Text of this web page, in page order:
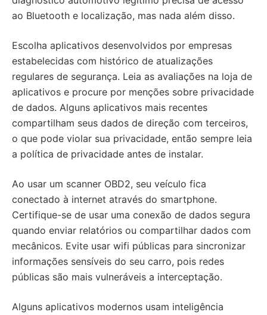
ao Bluetooth e localização, mas nada além disso.
Escolha aplicativos desenvolvidos por empresas
estabelecidas com histórico de atualizações
regulares de segurança. Leia as avaliações na loja de
aplicativos e procure por menções sobre privacidade
de dados. Alguns aplicativos mais recentes
compartilham seus dados de direção com terceiros,
o que pode violar sua privacidade, então sempre leia
a política de privacidade antes de instalar.
Ao usar um scanner OBD2, seu veículo fica
conectado à internet através do smartphone.
Certifique-se de usar uma conexão de dados segura
quando enviar relatórios ou compartilhar dados com
mecânicos. Evite usar wifi públicas para sincronizar
informações sensíveis do seu carro, pois redes
públicas são mais vulneráveis a interceptação.
Alguns aplicativos modernos usam inteligência